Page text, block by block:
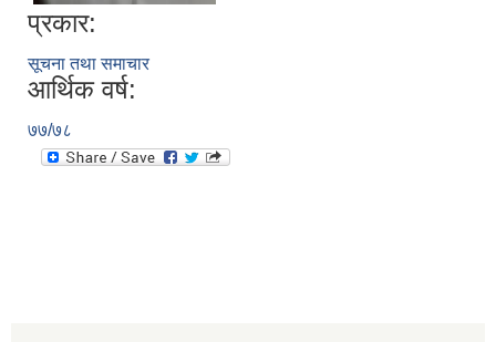
प्रकार:
सूचना तथा समाचार
आर्थिक वर्ष:
७७/७८